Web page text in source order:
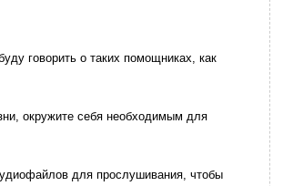
говорить о таких помощниках, как
окружите себя необходимым для
для прослушивания, чтобы